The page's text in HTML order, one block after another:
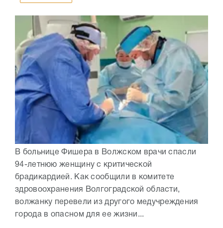
В больнице Фишера в Волжском врачи спасли
94-летнюю женщину с критической
брадикардией. Как сообщили в комитете
здровоохранения Волгоградской области,
волжанку перевели из другого медучреждения
города в опасном для ее жизни...